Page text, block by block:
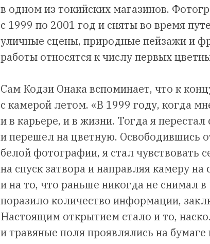
в одном из токийских магазинов.
с 1999 по 2001 год и сняты во время
уличные сцены, природные пейзажи и
работы относятся к числу первых
Сам Кодзи Онака вспоминает, что к
с камерой летом. «В 1999 году, когда
и в карьере, и в жизни. Тогда я
и перешел на цветную. Освободившись
белой фотографии, я стал чувствовать
на спуск затвора и направляя камеру
и на то, что раньше никогда не снимал
поразило количество информации,
Настоящим открытием стало и то,
и травяные поля проявлялись на